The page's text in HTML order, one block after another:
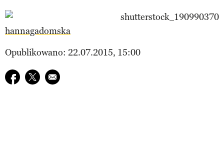
hannagadomska
Opublikowano: 22.07.2015, 15:00
Udostępnij na facebook
Udostępnij na twitter
E-mail do przyjaciela